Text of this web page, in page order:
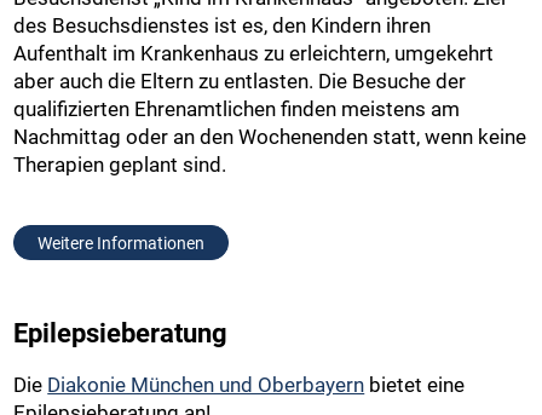
des Besuchsdienstes ist es, den Kindern ihren
Aufenthalt im Krankenhaus zu erleichtern, umgekehrt
aber auch die Eltern zu entlasten. Die Besuche der
qualifizierten Ehrenamtlichen finden meistens am
Nachmittag oder an den Wochenenden statt, wenn keine
Therapien geplant sind.
Weitere Informationen
Epilepsieberatung
Die Diakonie München und Oberbayern bietet eine